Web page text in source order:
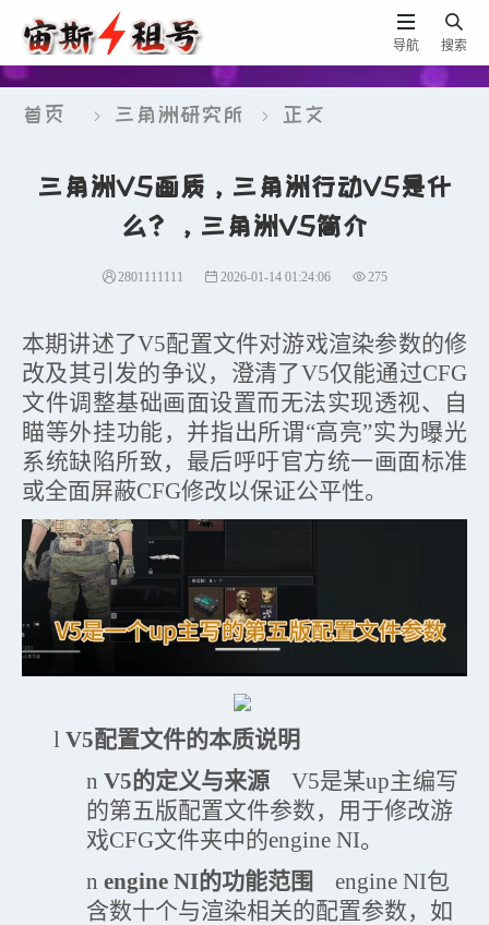

搜索

导航
首页  三角洲研究所  正文
三角洲V5画质，三角洲行动V5是什
么？，三角洲V5简介
2801111111 2026-01-14 01:24:06 275
本期讲述了V5配置文件对游戏渲染参数的修
改及其引发的争议，澄清了V5仅能通过CFG
文件调整基础画面设置而无法实现透视、自
瞄等外挂功能，并指出所谓“高亮”实为曝光
系统缺陷所致，最后呼吁官方统一画面标准
或全面屏蔽CFG修改以保证公平性。
l V5配置文件的本质说明
n V5的定义与来源
V5是某up主编写
的第五版配置文件参数，用于修改游
戏CFG文件夹中的engine NI。
n engine NI的功能范围
engine NI包
含数十个与渲染相关的配置参数，如